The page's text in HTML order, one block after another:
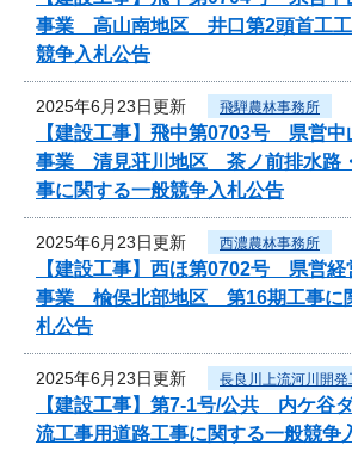
事業 高山南地区 井口第2頭首工工
競争入札公告
2025年6月23日更新 飛騨農林事務所
【建設工事】飛中第0703号 県営中
事業 清見荘川地区 茶ノ前排水路
事に関する一般競争入札公告
2025年6月23日更新 西濃農林事務所
【建設工事】西ほ第0702号 県営経
事業 楡俣北部地区 第16期工事に
札公告
2025年6月23日更新 長良川上流河川開
【建設工事】第7-1号/公共 内ケ谷
流工事用道路工事に関する一般競争